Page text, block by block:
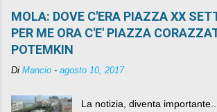
MOLA: DOVE C'ERA PIAZZA XX
PER ME ORA C'E' PIAZZA
POTEMKIN
Di Mancio - agosto 10, 2017
La notizia, diventa